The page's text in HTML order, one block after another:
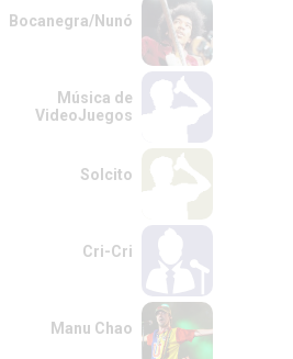
Bocanegra/Nunó
Música de
VideoJuegos
Solcito
Cri-Cri
Manu Chao